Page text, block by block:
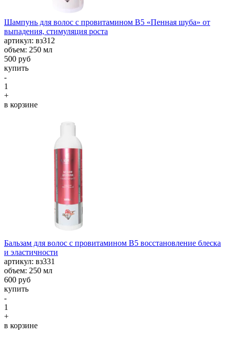
Шампунь для волос с провитамином В5 «Пенная шуба» от
выпадения, стимуляция роста
aртикул: вз312
объем: 250 мл
500 руб
купить
-
1
+
в корзине
Бальзам для волос с провитамином В5 восстановление блеска
и эластичности
aртикул: вз331
объем: 250 мл
600 руб
купить
-
1
+
в корзине